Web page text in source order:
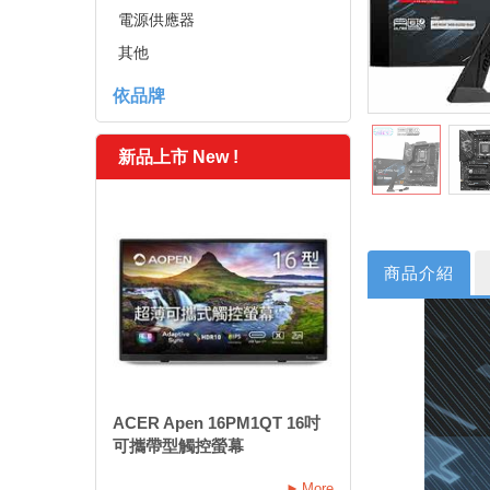
電源供應器
其他
依品牌
新品上市 New !
ACER Apen 16PM1QT 16吋
可攜帶型觸控螢幕
商品介紹